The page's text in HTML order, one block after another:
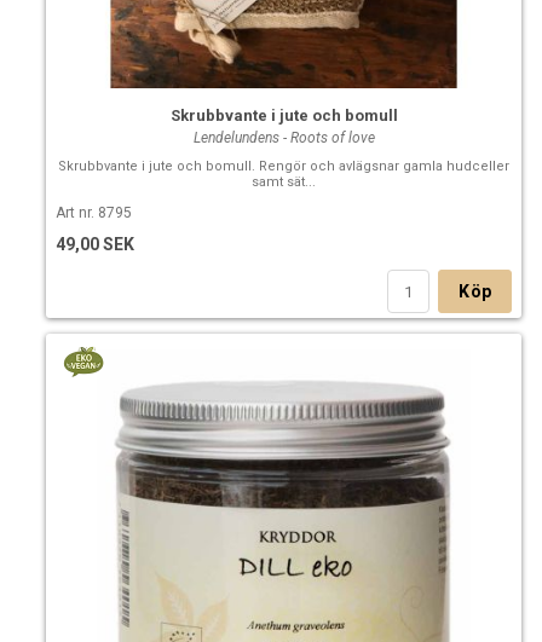
Skrubbvante i jute och bomull
Lendelundens - Roots of love
Skrubbvante i jute och bomull. Rengör och avlägsnar gamla hudceller
samt sät...
Art nr. 8795
49,00 SEK
Köp